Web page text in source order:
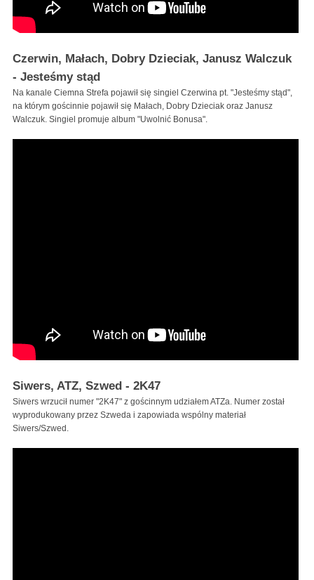
Czerwin, Małach, Dobry Dzieciak, Janusz Walczuk
- Jesteśmy stąd
Na kanale Ciemna Strefa pojawił się singiel Czerwina pt. "Jesteśmy stąd",
na którym gościnnie pojawił się Małach, Dobry Dzieciak oraz Janusz
Walczuk. Singiel promuje album "Uwolnić Bonusa".
Siwers, ATZ, Szwed - 2K47
Siwers wrzucił numer "2K47" z gościnnym udziałem ATZa. Numer został
wyprodukowany przez Szweda i zapowiada wspólny materiał
Siwers/Szwed.